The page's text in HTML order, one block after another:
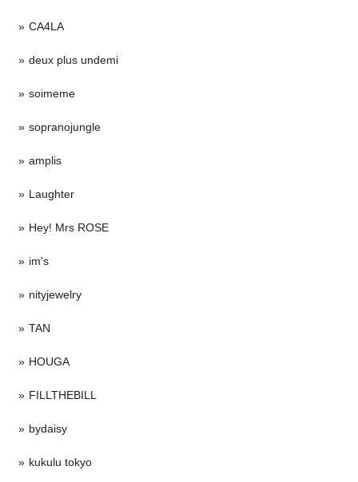
CA4LA
deux plus undemi
soimeme
sopranojungle
amplis
Laughter
Hey! Mrs ROSE
im's
nityjewelry
TAN
HOUGA
FILLTHEBILL
bydaisy
kukulu tokyo